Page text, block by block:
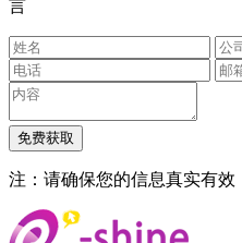
言
注：请确保您的信息真实有效